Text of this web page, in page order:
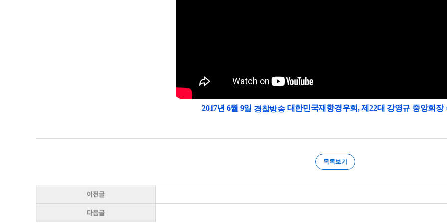
2017년 6월 9일 경찰방송대한민국재향경우회, 제22대 강영규 중앙회장
목록보기
이전글
다음글